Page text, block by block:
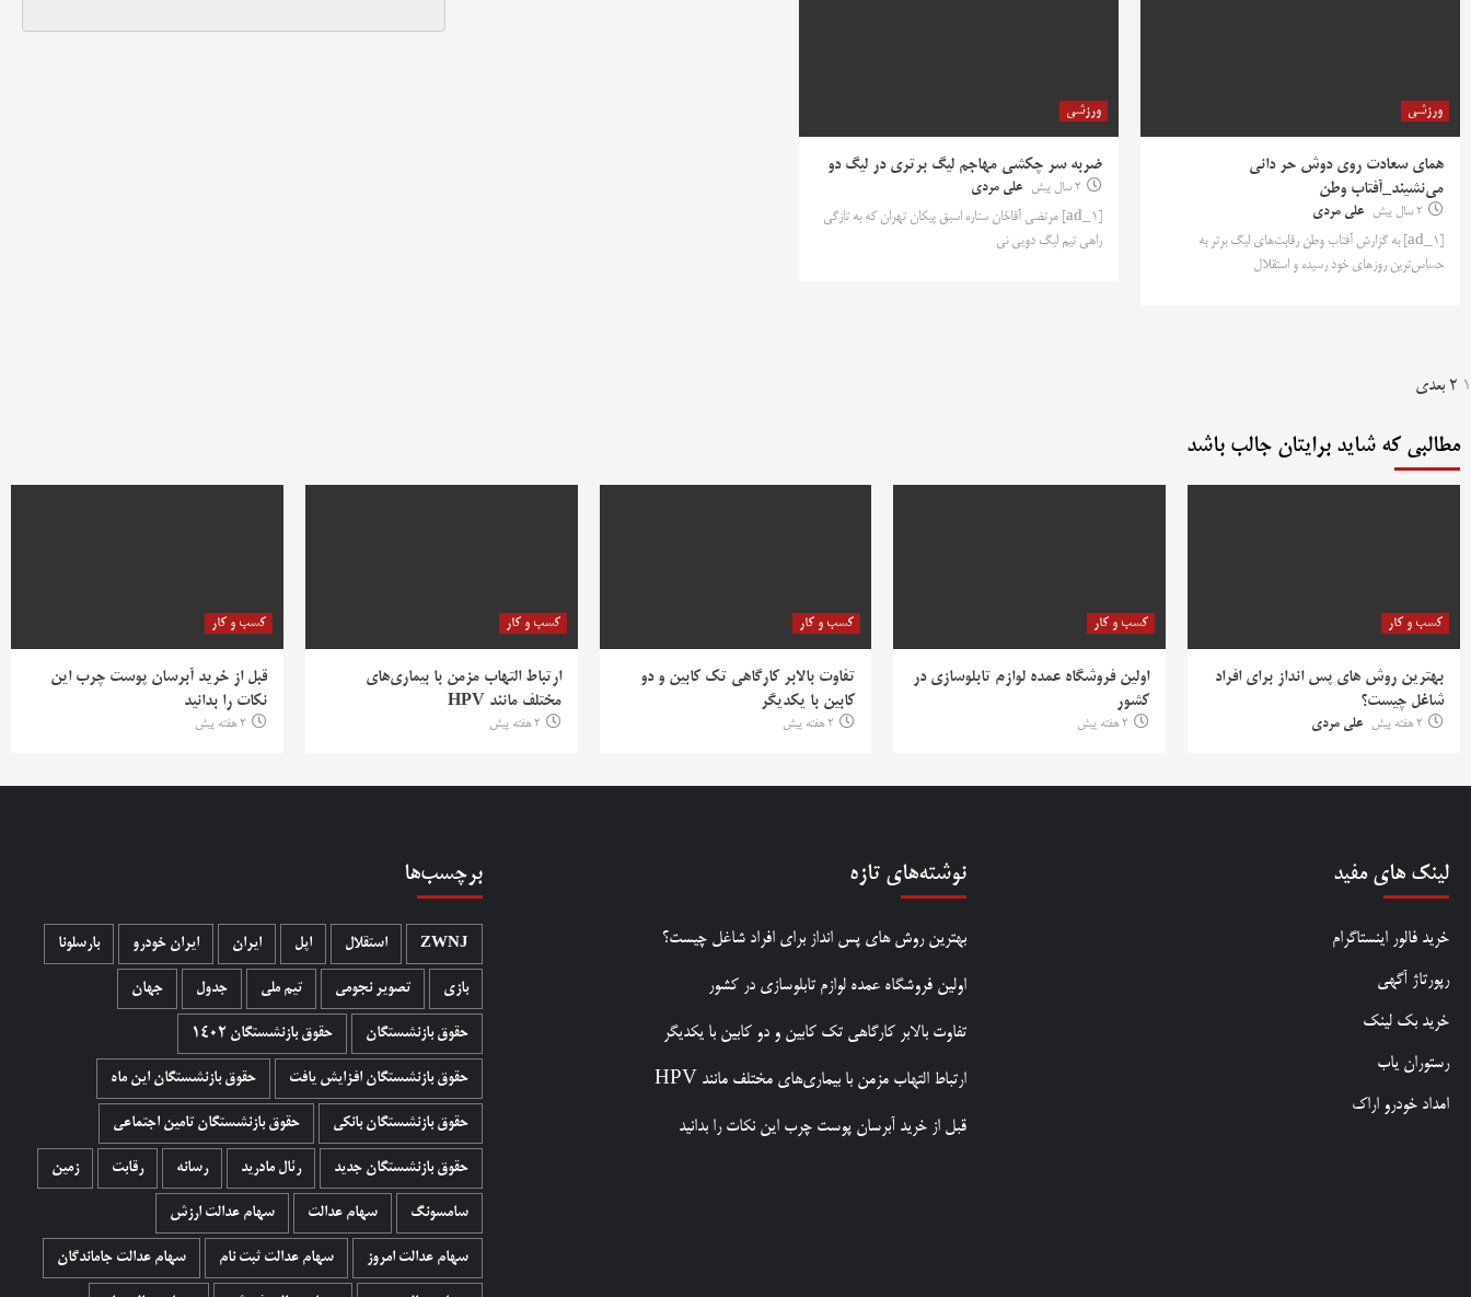
ورزشی
همای سعادت روی دوش حر دانی
می‌نشیند_آفتاب وطن
2 سال پیش علی مردی
[ad_1] به گزارش آفتاب وطن رقابت‌های لیگ برتر به
حساس‌ترین روزهای خود رسیده و استقلال
ورزشی
ضربه سر چکشی مهاجم لیگ برتری در لیگ دو
2 سال پیش علی مردی
[ad_1] مرتضی آقاخان ستاره اسبق پیکان تهران که به تازگی
راهی تیم لیگ دویی نی
صفحه‌بندی
1
2 بعدی
مطالبی که شاید برایتان جالب باشد
کسب و کار
بهترین روش‌ های پس‌ انداز برای افراد
شاغل چیست؟
2 هفته پیش علی مردی
کسب و کار
اولین فروشگاه عمده لوازم تابلوسازی در
کشور
2 هفته پیش
کسب و کار
تفاوت بالابر کارگاهی تک کابین و دو
کابین با یکدیگر
2 هفته پیش
کسب و کار
ارتباط التهاب مزمن با بیماری‌های
مختلف مانند HPV
2 هفته پیش
کسب و کار
قبل از خرید آبرسان پوست چرب این
نکات را بدانید
2 هفته پیش
لینک های مفید
خرید فالور اینستاگرام
رپورتاژ آگهی
خرید بک لینک
رستوران یاب
امداد خودرو اراک
نوشته‌های تازه
بهترین روش‌ های پس‌ انداز برای افراد شاغل چیست؟
اولین فروشگاه عمده لوازم تابلوسازی در کشور
تفاوت بالابر کارگاهی تک کابین و دو کابین با یکدیگر
ارتباط التهاب مزمن با بیماری‌های مختلف مانند HPV
قبل از خرید آبرسان پوست چرب این نکات را بدانید
برچسب‌ها
ZWNJ استقلال اپل ایران ایران خودرو بارسلونا
بازی تصویر نجومی تیم ملی جدول جهان
حقوق بازنشستگان حقوق بازنشستگان 1402
حقوق بازنشستگان افزایش یافت حقوق بازنشستگان این ماه
حقوق بازنشستگان بانکی حقوق بازنشستگان تامین اجتماعی
حقوق بازنشستگان جدید رئال مادرید رسانه رقابت زمین
سامسونگ سهام عدالت سهام عدالت ارزش
سهام عدالت امروز سهام عدالت ثبت نام سهام عدالت جاماندگان